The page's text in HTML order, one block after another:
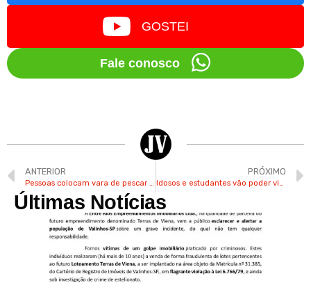
GOSTEI
Fale conosco
ANTERIOR
Pessoas colocam vara de pescar e placa em buraco no Jd. das Palmeiras
PRÓXIMO
Idosos e estudantes vão poder viajar de avião pagando R$ 200
Últimas Notícias